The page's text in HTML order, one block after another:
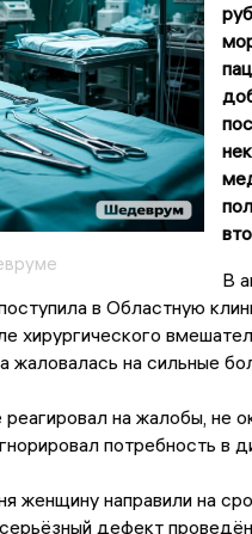
В
в Областную
хирургического
жаловалась на сильные
на жалобы, не
потребность в
женщину направили на
дефект